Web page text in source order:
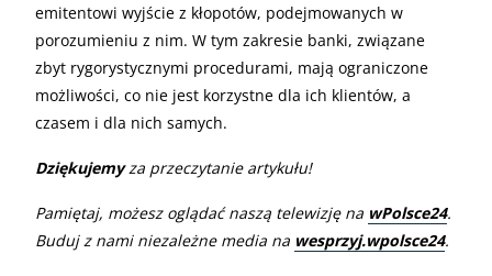
emitentowi wyjście z kłopotów, podejmowanych w
porozumieniu z nim. W tym zakresie banki, związane
zbyt rygorystycznymi procedurami, mają ograniczone
możliwości, co nie jest korzystne dla ich klientów, a
czasem i dla nich samych.
Dziękujemyza przeczytanie artykułu!
Pamiętaj, możesz oglądać naszą telewizję na wPolsce24.
Buduj z nami niezależne media na wesprzyj.wpolsce24.